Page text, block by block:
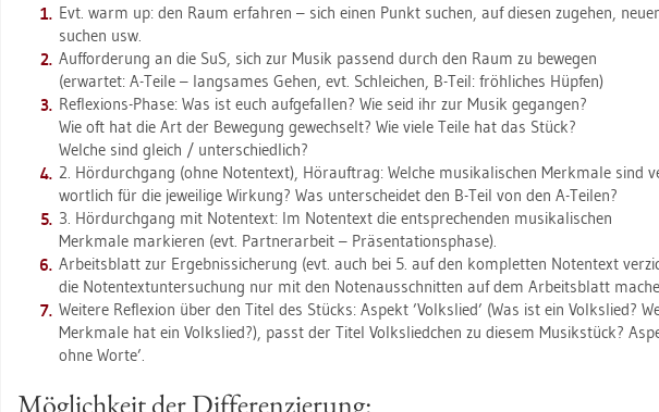
Evt. warm up: den Raum er­fah­ren – sich einen Punkt su­chen, auf die­sen zu­ge­hen,
su­chen usw.
Auf­for­de­rung an die SuS, sich zur Musik pas­send durch den Raum zu be­we­gen
(er­war­tet: A-Teile – lang­sa­mes Gehen, evt. Schlei­chen, B-Teil: fröh­li­ches Hüp­fen)
Re­fle­xi­ons-Phase: Was ist euch auf­ge­fal­len? Wie seid ihr zur Musik ge­gan­gen?
Wie oft hat die Art der Be­we­gung ge­wech­selt? Wie viele Teile hat das Stück?
Wel­che sind gleich / un­ter­schied­lich?
2. Hör­durch­gang (ohne No­ten­text), Hör­auf­trag: Wel­che mu­si­ka­li­schen Merk­ma­le sind
wort­lich für die je­wei­li­ge Wir­kung? Was un­ter­schei­det den B-Teil von den A-Tei­len?
3. Hör­durch­gang mit No­ten­text: Im No­ten­text die ent­spre­chen­den mu­si­ka­li­schen
Merk­ma­le mar­kie­ren (evt. Part­ner­ar­beit – Prä­sen­ta­ti­ons­pha­se).
Ar­beits­blatt zur Er­geb­nis­si­che­rung (evt. auch bei 5. auf den kom­plet­ten No­ten­text
die No­ten­text­un­ter­su­chung nur mit den No­ten­aus­schnit­ten auf dem Ar­beits­blatt
Wei­te­re Re­fle­xi­on über den Titel des Stücks: As­pekt ’Volks­lied’ (Was ist ein Volks­lied?
Merk­ma­le hat ein Volks­lied?), passt der Titel Volks­lied­chen zu die­sem Mu­sik­stück?
ohne Worte’.
Mög­lich­keit der Dif­fe­ren­zie­rung: